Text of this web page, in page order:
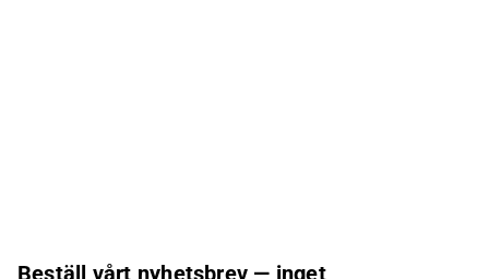
Beställ vårt nyhetsbrev — inget